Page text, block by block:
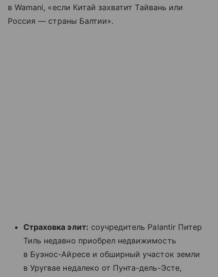
в Wamani, «если Китай захватит Тайвань или
Россия — страны Балтии».
Страховка элит: соучредитель Palantir Питер
Тиль недавно приобрел недвижимость
в Буэнос-Айресе и обширный участок земли
в Уругвае недалеко от Пунта-дель-Эсте,